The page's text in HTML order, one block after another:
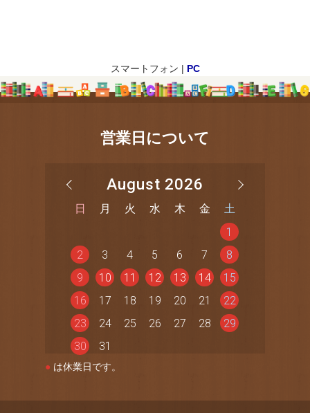
スマートフォン | PC
営業日について
August 2026
日 月 火 水 木 金
土
1
2
3 4 5 6 7
8
9
10 11 12 13 14
15
16
17 18 19 20 21
22
23
24 25 26 27 28
29
30
31
● は休業日です。